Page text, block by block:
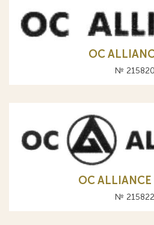
OC
№ 215820
OC
№ 215822